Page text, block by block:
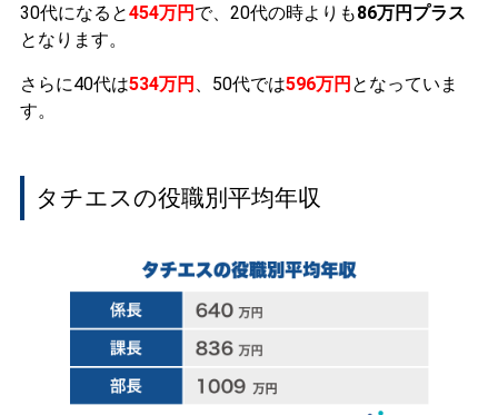
30代になると454万円 で、20代の時よりも86万円プラス
となります。
さらに40代は534万円 、50代では596万円 となっていま
す。
タチエスの役職別平均年収